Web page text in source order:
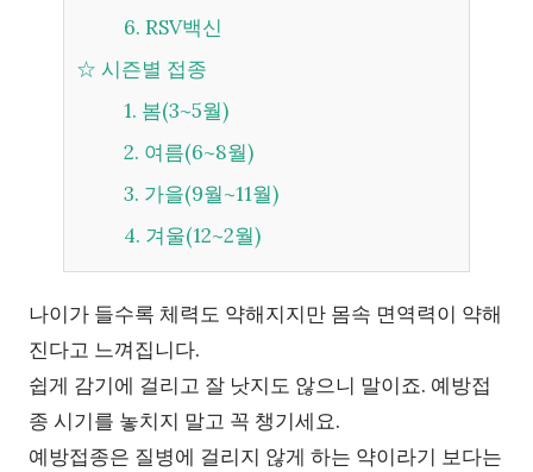
6. RSV백신
☆ 시즌별 접종
1. 봄(3~5월)
2. 여름(6~8월)
3. 가을(9월~11월)
4. 겨울(12~2월)
나이가 들수록 체력도 약해지지만 몸속 면역력이 약해
진다고 느껴집니다.
쉽게 감기에 걸리고 잘 낫지도 않으니 말이죠. 예방접
종 시기를 놓치지 말고 꼭 챙기세요.
예방접종은 질병에 걸리지 않게 하는 약이라기 보다는